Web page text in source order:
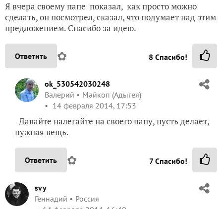
Я вчера своему папе показал, как просто можно
сделать, он посмотрел, сказал, что подумает над этим
предложением. Спасибо за идею.
Ответить ✿ 8 Спасибо!
ok_530542030248
Валерий
Майкоп (Адыгея)
14 февраля 2014, 17:53
Давайте налегайте на своего папу, пусть делает,
нужная вещь.
Ответить ✿ 7Спасибо!
svy
Геннадий
Россия